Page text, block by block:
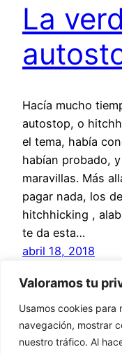
Valoramos tu
Usamos cookies para
navegación, mostrar
nuestro tráfico. Al
La
Hacía mucho
autostop, o
el tema, había
habían probado,
maravillas. Más
pagar nada, los
hitchhicking ,
te da esta…
abril 18, 2018